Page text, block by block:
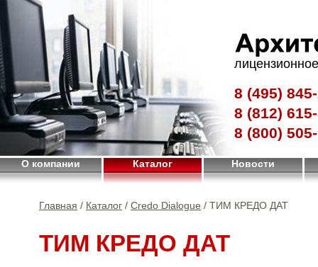
8 (495)
8 (812)
8 (800)
О компании Каталог Новости
Главная / Каталог / Credo Dialogue / ТИМ КРЕДО ДАТ
ТИМ КРЕДО ДАТ